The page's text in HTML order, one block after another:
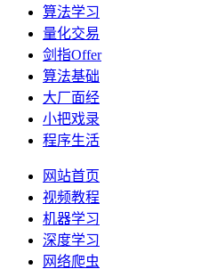
算法学习
量化交易
剑指Offer
算法基础
大厂面经
小把戏录
程序生活
网站首页
视频教程
机器学习
深度学习
网络爬虫